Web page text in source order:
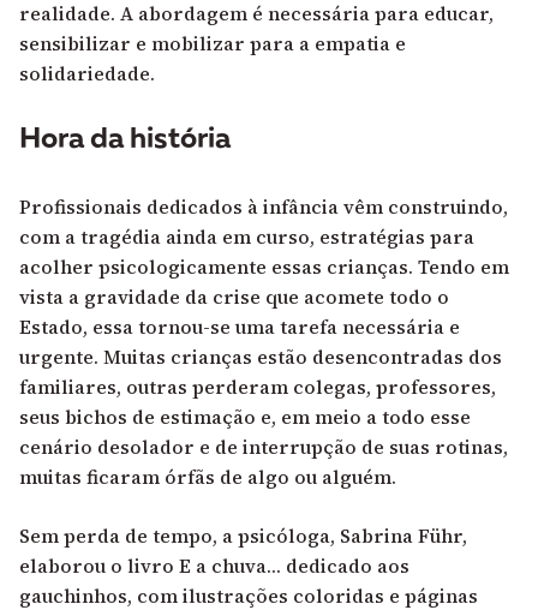
realidade. A abordagem é necessária para educar,
sensibilizar e mobilizar para a empatia e
solidariedade.
Hora da história
Profissionais dedicados à infância vêm construindo,
com a tragédia ainda em curso, estratégias para
acolher psicologicamente essas crianças. Tendo em
vista a gravidade da crise que acomete todo o
Estado, essa tornou-se uma tarefa necessária e
urgente. Muitas crianças estão desencontradas dos
familiares, outras perderam colegas, professores,
seus bichos de estimação e, em meio a todo esse
cenário desolador e de interrupção de suas rotinas,
muitas ficaram órfãs de algo ou alguém.
Sem perda de tempo, a psicóloga, Sabrina Führ,
elaborou o livro E a chuva… dedicado aos
gauchinhos, com ilustrações coloridas e páginas